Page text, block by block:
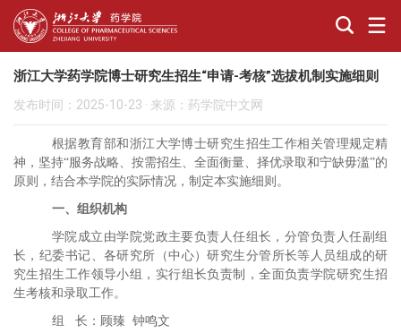
浙江大学药学院博士研究生招生“申请-考核”选拔机制实施细则
发布时间：2025-10-23 · 来源：药学院中文网
根据教育部和浙江大学博士研究生招生工作相关管理规定精
神，坚持“服务战略、按需招生、全面衡量、择优录取和宁缺毋滥”的
原则，结合本学院的实际情况，制定本实施细则。
一、组织机构
学院成立由学院党政主要负责人任组长，分管负责人任副组
长，纪委书记、各研究所（中心）研究生分管所长等人员组成的研
究生招生工作领导小组，实行组长负责制，全面负责学院研究生招
生考核和录取工作。
组 长：顾臻 钟鸣文